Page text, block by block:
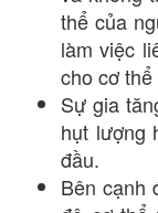
thể của
làm việc
cho cơ
Sự gia
hụt lượng
đầu.
Bên cạnh